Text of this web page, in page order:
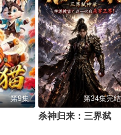
第9集 第34集完结